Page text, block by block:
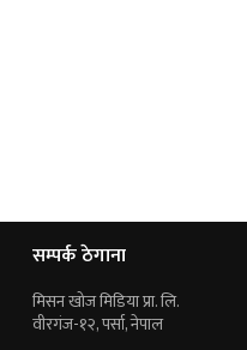
सम्पर्क ठेगाना
मिसन खोज मिडिया प्रा. लि.
वीरगंज-१२, पर्सा, नेपाल